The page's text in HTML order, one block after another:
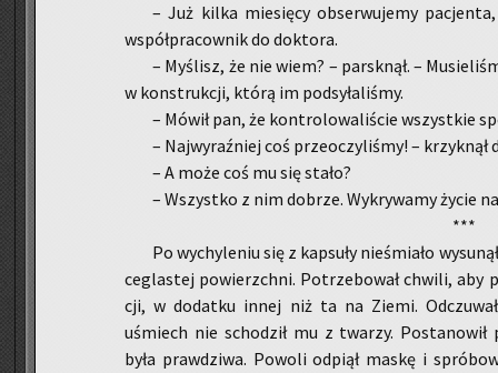
– Już kilka mie­się­cy ob­ser­wu­je­my
współ­pra­cow­nik do dok­to­ra.
– My­ślisz, że nie wiem? – par­sk­nął. –
w kon­struk­cji, którą im pod­sy­ła­li­śmy.
– Mówił pan, że kon­tro­lo­wa­li­ście wszyst­kie
– Naj­wy­raź­niej coś prze­oczy­li­śmy! – krzyk­nął
– A może coś mu się stało?
– Wszyst­ko z nim do­brze. Wy­kry­wa­my życie
***
Po wy­chy­le­niu się z kap­su­ły nie­śmia­ło
ce­gla­stej po­wierzch­ni. Po­trze­bo­wał chwi­li, aby
cji, w do­dat­ku innej niż ta na Ziemi.
uśmiech nie scho­dził mu z twa­rzy.
była praw­dzi­wa. Po­wo­li od­piął maskę i